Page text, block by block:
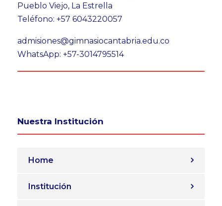
Pueblo Viejo, La Estrella
Teléfono: +57 6043220057
admisiones@gimnasiocantabria.edu.co
WhatsApp: +57-3014795514
Nuestra Institución
Home
Institución